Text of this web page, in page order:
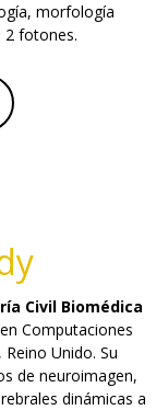
morfología
2 fotones.
Civil Biomédica
Computaciones
Unido. Su
de neuroimagen,
dinámicas a